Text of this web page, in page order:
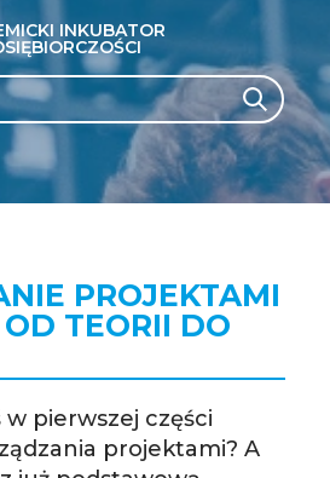
INKUBATOR
Search
PROJEKTAMI
OD TEORII DO
w pierwszej części
projektami? A